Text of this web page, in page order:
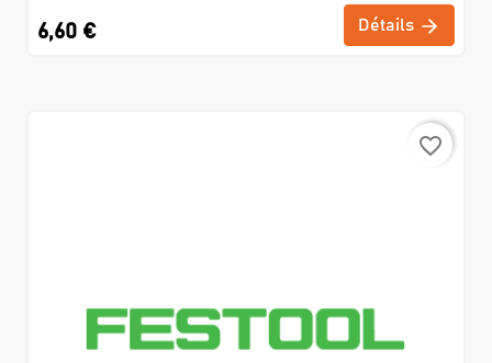
6,60 € Détails
favorite_border